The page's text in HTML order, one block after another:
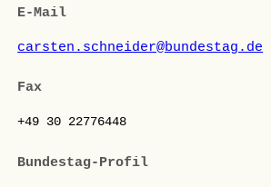
E-Mail
carsten.schneider@bundestag.de
Fax
+49 30 22776448
Bundestag-Profil